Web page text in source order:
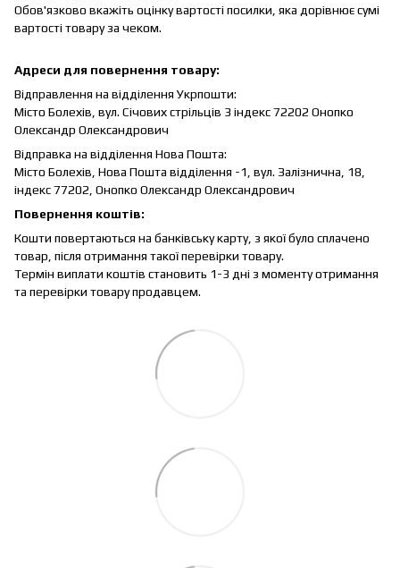
Обов'язково вкажіть оцінку вартості посилки, яка дорівнює сумі
вартості товару за чеком.
Адреси для повернення товару:
Відправлення на відділення Укрпошти:
Місто Болехів, вул. Січових стрільців 3 індекс 72202 Онопко
Олександр Олександрович
Відправка на відділення Нова Пошта:
Місто Болехів, Нова Пошта відділення -1, вул. Залізнична, 18,
індекс 77202, Онопко Олександр Олександрович
Повернення коштів:
Кошти повертаються на банківську карту, з якої було сплачено
товар, після отримання такої перевірки товару.
Термін виплати коштів становить 1-3 дні з моменту отримання
та перевірки товару продавцем.